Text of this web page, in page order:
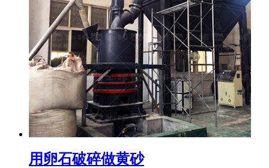
用卵石破碎做黄砂